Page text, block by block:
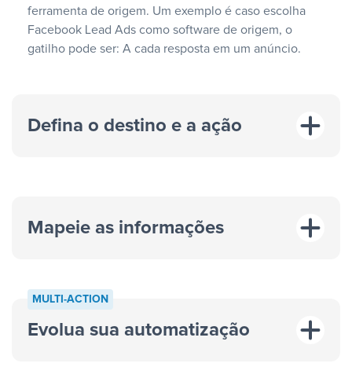
ferramenta de origem. Um exemplo é caso escolha
Facebook Lead Ads como software de origem, o
gatilho pode ser: A cada resposta em um anúncio.
Defina o destino e a ação
“A cada resposta em um anúncio”
Mapeie as informações
MULTI-ACTION
Evolua sua automatização